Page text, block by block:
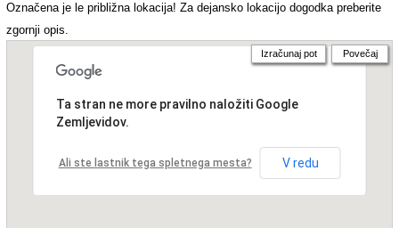
Označena je le približna lokacija! Za dejansko lokacijo dogodka preberite
zgornji opis.
Ta stran ne more pravilno naložiti Google
Zemljevidov.
Ali ste lastnik tega spletnega mesta? V redu
Izračunaj pot Povečaj